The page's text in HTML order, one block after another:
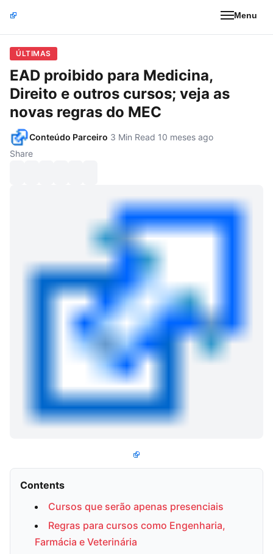
Menu
ÚLTIMAS
EAD proibido para Medicina,
Direito e outros cursos; veja as
novas regras do MEC
Conteúdo Parceiro 3 Min Read 10 meses ago
Share
Contents
Cursos que serão apenas presenciais
Regras para cursos como Engenharia,
Farmácia e Veterinária